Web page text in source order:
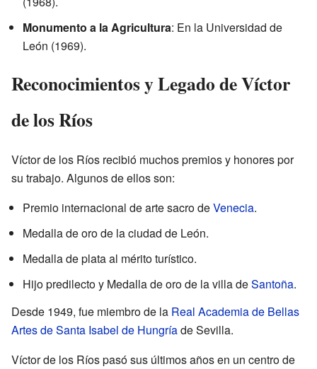
Monumento a la Agricultura: En la Universidad de
León (1969).
Reconocimientos y Legado de Víctor
de los Ríos
Víctor de los Ríos recibió muchos premios y honores por
su trabajo. Algunos de ellos son:
Premio internacional de arte sacro deVenecia.
Medalla de oro de la ciudad de León.
Medalla de plata al mérito turístico.
Hijo predilecto y Medalla de oro de la villa deSantoña.
Desde 1949, fue miembro de la Real Academia de Bellas
Artes de Santa Isabel de Hungríade Sevilla.
Víctor de los Ríos pasó sus últimos años en un centro de